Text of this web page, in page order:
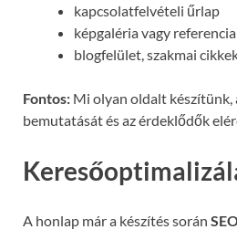
kapcsolatfelvételi űrlap
képgaléria vagy
blogfelület, szakmai
Fontos: Mi olyan oldalt készítünk,
bemutatását és az érdeklődők
A honlap már a készítés során